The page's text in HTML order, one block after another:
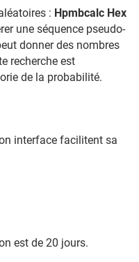
: Hpmbcalc Hex
une séquence pseudo-
donner des nombres
recherche est
de la probabilité.
interface facilitent sa
est de 20 jours.